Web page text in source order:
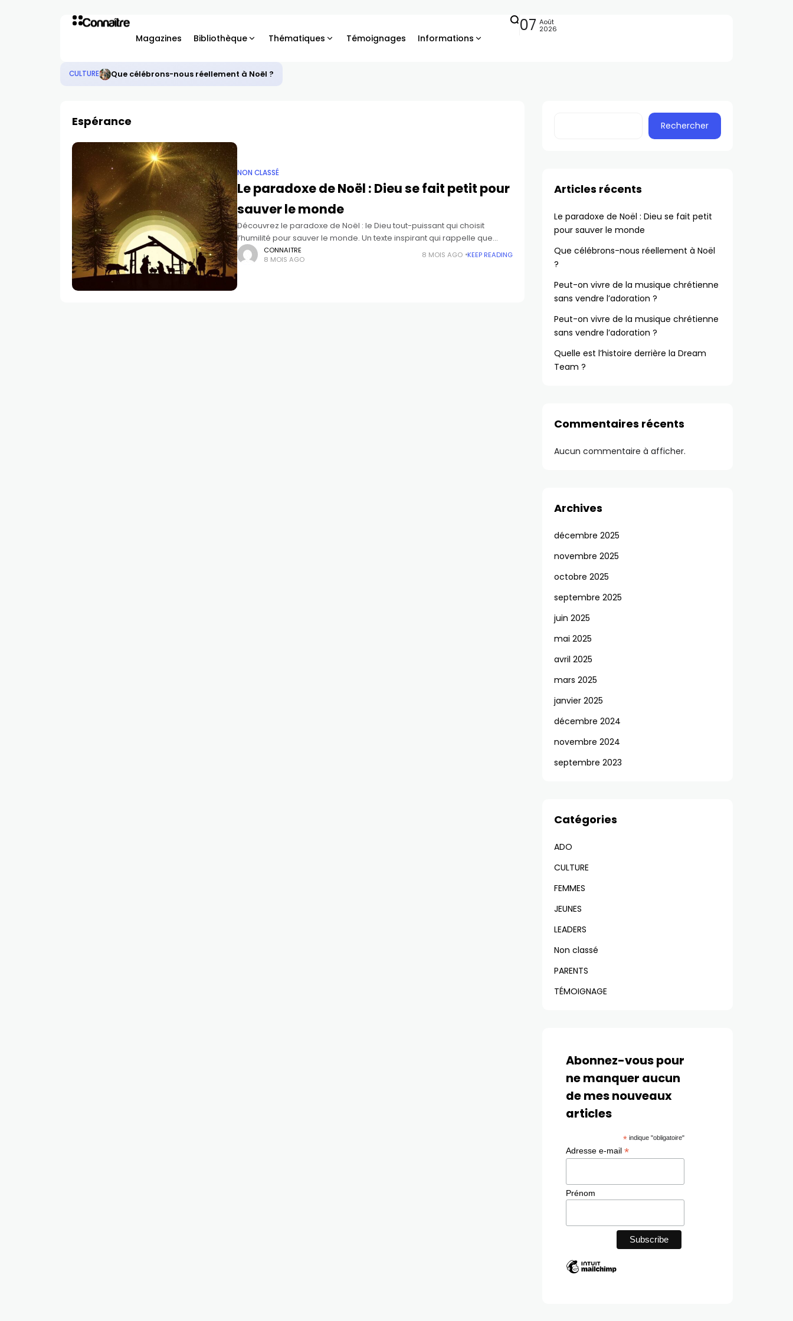
Magazines Bibliothèque Thématiques Témoignages Informations
07 Août
2026
CULTURE Que célébrons-nous réellement à Noël ?
Espérance
NON CLASSÉ
Le paradoxe de Noël : Dieu se fait petit pour
sauver le monde
Découvrez le paradoxe de Noël : le Dieu tout-puissant qui choisit
l’humilité pour sauver le monde. Un texte inspirant qui rappelle que
Jésus-Christ est venu dans nos vies pour illuminer
CONNAITRE
8 MOIS AGO
8 MOIS AGO KEEP READING
Rechercher
Articles récents
Le paradoxe de Noël : Dieu se fait petit
pour sauver le monde
Que célébrons-nous réellement à Noël
?
Peut-on vivre de la musique chrétienne
sans vendre l’adoration ?
Peut-on vivre de la musique chrétienne
sans vendre l’adoration ?
Quelle est l’histoire derrière la Dream
Team ?
Commentaires récents
Aucun commentaire à afficher.
Archives
décembre 2025
novembre 2025
octobre 2025
septembre 2025
juin 2025
mai 2025
avril 2025
mars 2025
janvier 2025
décembre 2024
novembre 2024
septembre 2023
Catégories
ADO
CULTURE
FEMMES
JEUNES
LEADERS
Non classé
PARENTS
TÉMOIGNAGE
Abonnez-vous pour
ne manquer aucun
de mes nouveaux
articles
* indique "obligatoire"
Adresse e-mail *
Prénom